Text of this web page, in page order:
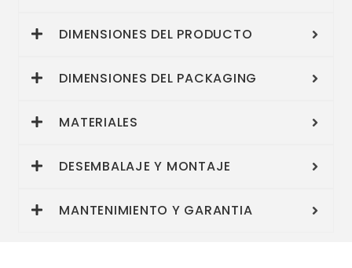
DIMENSIONES DEL PRODUCTO
DIMENSIONES DEL PACKAGING
MATERIALES
DESEMBALAJE Y MONTAJE
MANTENIMIENTO Y GARANTIA